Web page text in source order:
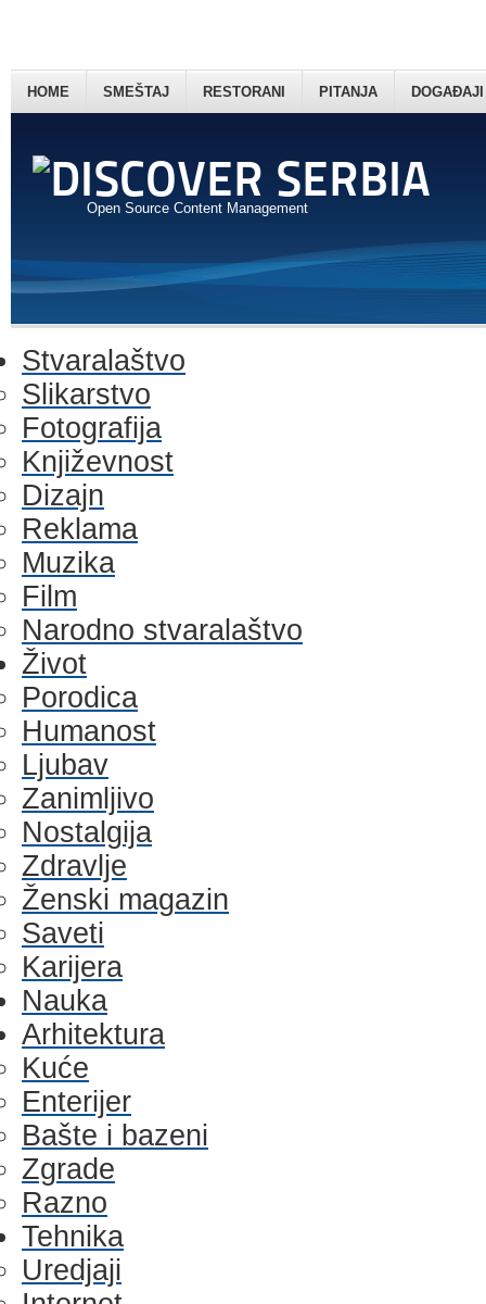
Open Source Content Management
HOME SMEŠTAJ RESTORANI PITANJA DOGAĐAJI
Stvaralaštvo
Slikarstvo
Fotografija
Književnost
Dizajn
Reklama
Muzika
Film
Narodno stvaralaštvo
Život
Porodica
Humanost
Ljubav
Zanimljivo
Nostalgija
Zdravlje
Ženski magazin
Saveti
Karijera
Nauka
Arhitektura
Kuće
Enterijer
Bašte i bazeni
Zgrade
Razno
Tehnika
Uredjaji